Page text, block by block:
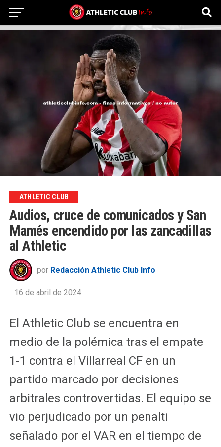
ATHLETIC CLUB
Audios, cruce de comunicados y San
Mamés encendido por las zancadillas
al Athletic
por Redacción Athletic Club Info
16 de abril de 2024
El Athletic Club se encuentra en
medio de la polémica tras el empate
1-1 contra el Villarreal CF en un
partido marcado por decisiones
arbitrales controvertidas. El equipo se
vio perjudicado por un penalti
señalado por el VAR en el tiempo de